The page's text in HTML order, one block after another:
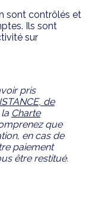
sont contrôlés et
Ils sont
sur
pris
, de
Charte
que
en cas de
paiement
être restitué.